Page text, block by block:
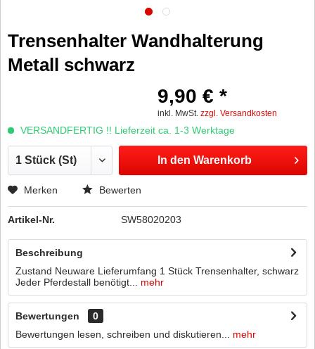
Trensenhalter Wandhalterung
Metall schwarz
9,90 € *
inkl. MwSt. zzgl. Versandkosten
VERSANDFERTIG !! Lieferzeit ca. 1-3 Werktage
In den Warenkorb
Merken Bewerten
Artikel-Nr. SW58020203
Beschreibung
Zustand Neuware Lieferumfang 1 Stück Trensenhalter, schwarz
Jeder Pferdestall benötigt...
mehr
Bewertungen
0
Bewertungen lesen, schreiben und diskutieren...
mehr